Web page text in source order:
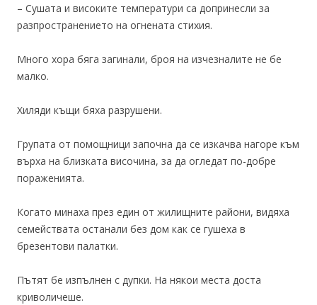
– Сушата и високите температури са допринесли за
разпространението на огнената стихия.
Много хора бяга загинали, броя на изчезналите не бе
малко.
Хиляди къщи бяха разрушени.
Групата от помощници започна да се изкачва нагоре към
върха на близката височина, за да огледат по-добре
пораженията.
Когато минаха през един от жилищните райони, видяха
семействата останали без дом как се гушеха в
брезентови палатки.
Пътят бе изпълнен с дупки. На някои места доста
криволичеше.